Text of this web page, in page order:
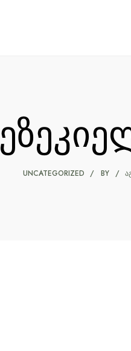
UNCATEGORIZED BY